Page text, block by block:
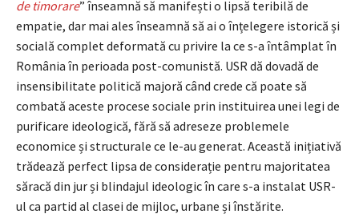
de timorare” înseamnă să manifești o lipsă teribilă de
empatie, dar mai ales înseamnă să ai o înțelegere istorică și
socială complet deformată cu privire la ce s-a întâmplat în
România în perioada post-comunistă. USR dă dovadă de
insensibilitate politică majoră când crede că poate să
combată aceste procese sociale prin instituirea unei legi de
purificare ideologică, fără să adreseze problemele
economice și structurale ce le-au generat. Această inițiativă
trădează perfect lipsa de considerație pentru majoritatea
săracă din jur și blindajul ideologic în care s-a instalat USR-
ul ca partid al clasei de mijloc, urbane și înstărite.